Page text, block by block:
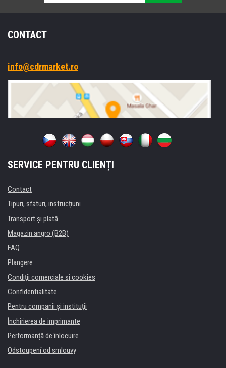
CONTACT
info@cdrmarket.ro
SERVICE PENTRU CLIENȚI
Contact
Tipuri, sfaturi, instrucțiuni
Transport şi plată
Magazin angro (B2B)
FAQ
Plangere
Condiţii comerciale si cookies
Confidentialitate
Pentru companii și instituţii
Închirierea de imprimante
Performanță de înlocuire
Odstoupení od smlouvy